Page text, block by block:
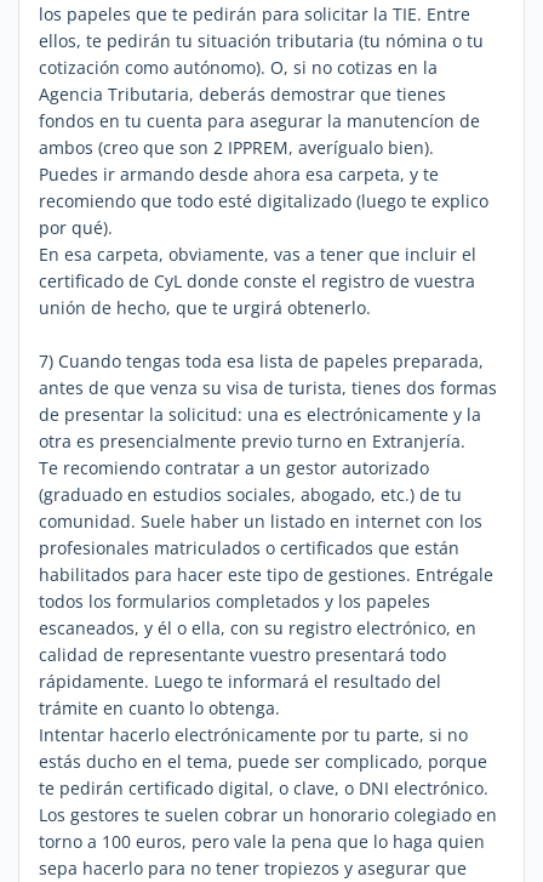
los papeles que te pedirán para solicitar la TIE. Entre
ellos, te pedirán tu situación tributaria (tu nómina o tu
cotización como autónomo). O, si no cotizas en la
Agencia Tributaria, deberás demostrar que tienes
fondos en tu cuenta para asegurar la manutencíon de
ambos (creo que son 2 IPPREM, averígualo bien).
Puedes ir armando desde ahora esa carpeta, y te
recomiendo que todo esté digitalizado (luego te explico
por qué).
En esa carpeta, obviamente, vas a tener que incluir el
certificado de CyL donde conste el registro de vuestra
unión de hecho, que te urgirá obtenerlo.
7) Cuando tengas toda esa lista de papeles preparada,
antes de que venza su visa de turista, tienes dos formas
de presentar la solicitud: una es electrónicamente y la
otra es presencialmente previo turno en Extranjería.
Te recomiendo contratar a un gestor autorizado
(graduado en estudios sociales, abogado, etc.) de tu
comunidad. Suele haber un listado en internet con los
profesionales matriculados o certificados que están
habilitados para hacer este tipo de gestiones. Entrégale
todos los formularios completados y los papeles
escaneados, y él o ella, con su registro electrónico, en
calidad de representante vuestro presentará todo
rápidamente. Luego te informará el resultado del
trámite en cuanto lo obtenga.
Intentar hacerlo electrónicamente por tu parte, si no
estás ducho en el tema, puede ser complicado, porque
te pedirán certificado digital, o clave, o DNI electrónico.
Los gestores te suelen cobrar un honorario colegiado en
torno a 100 euros, pero vale la pena que lo haga quien
sepa hacerlo para no tener tropiezos y asegurar que